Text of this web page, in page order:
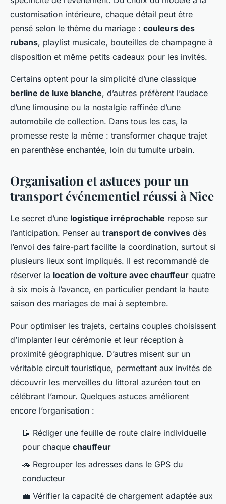
customisation intérieure, chaque détail peut être
pensé selon le thème du mariage : couleurs des
rubans, playlist musicale, bouteilles de champagne à
disposition et même petits cadeaux pour les invités.
Certains optent pour la simplicité d’une classique
berline de luxe blanche, d’autres préfèrent l’audace
d’une limousine ou la nostalgie raffinée d’une
automobile de collection. Dans tous les cas, la
promesse reste la même : transformer chaque trajet
en parenthèse enchantée, loin du tumulte urbain.
Organisation et astuces pour un
transport événementiel réussi à Nice
Le secret d’une logistique irréprochable repose sur
l’anticipation. Penser au transport de convives dès
l’envoi des faire-part facilite la coordination, surtout si
plusieurs lieux sont impliqués. Il est recommandé de
réserver la location de voiture avec chauffeur quatre
à six mois à l’avance, en particulier pendant la haute
saison des mariages de mai à septembre.
Pour optimiser les trajets, certains couples choisissent
d’implanter leur cérémonie et leur réception à
proximité géographique. D’autres misent sur un
véritable circuit touristique, permettant aux invités de
découvrir les merveilles du littoral azuréen tout en
célébrant l’amour. Quelques astuces améliorent
encore l’organisation :
📝 Rédiger une feuille de route claire individuelle
pour chaque chauffeur
🚗 Regrouper les adresses dans le GPS du
conducteur
💼 Vérifier la capacité de chargement adaptée aux